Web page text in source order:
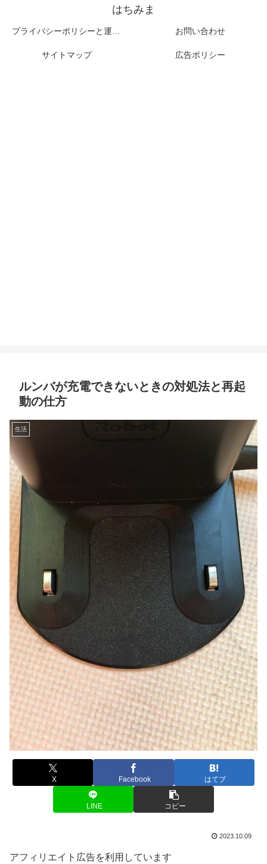
はちみま
お問い合わせ
サイトマップ 広告ポリシー
ルンバが充電できないときの対処法と再起
動の仕方
生活
X Facebook はてブ
LINE コピー
2023.10.09
アフィリエイト広告を利用しています